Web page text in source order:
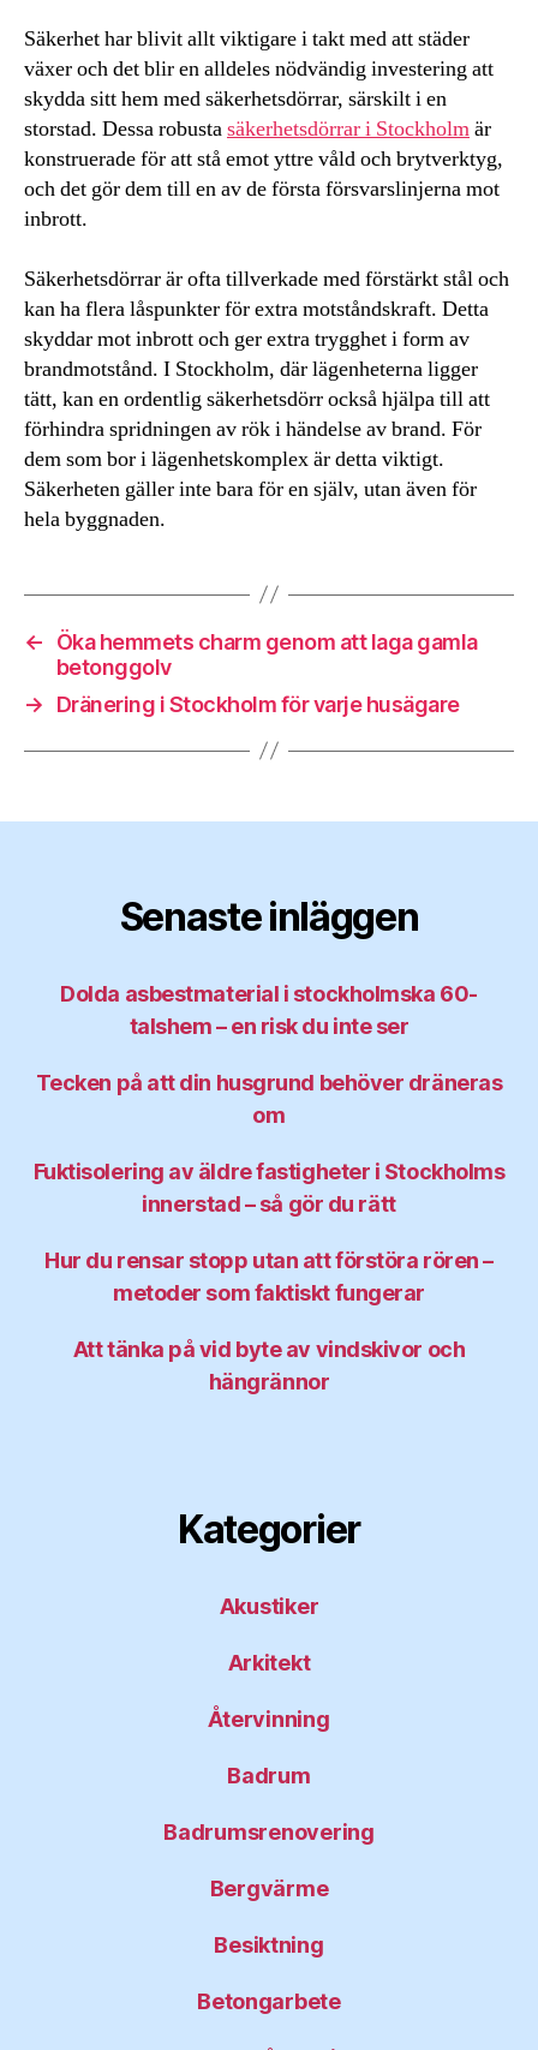
Säkerhet har blivit allt viktigare i takt med att städer
växer och det blir en alldeles nödvändig investering att
skydda sitt hem med säkerhetsdörrar, särskilt i en
storstad. Dessa robustasäkerhetsdörrar i Stockholmär
konstruerade för att stå emot yttre våld och brytverktyg,
och det gör dem till en av de första försvarslinjerna mot
inbrott.
Säkerhetsdörrar är ofta tillverkade med förstärkt stål och
kan ha flera låspunkter för extra motståndskraft. Detta
skyddar mot inbrott och ger extra trygghet i form av
brandmotstånd. I Stockholm, där lägenheterna ligger
tätt, kan en ordentlig säkerhetsdörr också hjälpa till att
förhindra spridningen av rök i händelse av brand. För
dem som bor i lägenhetskomplex är detta viktigt.
Säkerheten gäller inte bara för en själv, utan även för
hela byggnaden.
←
Öka hemmets charm genom att laga gamla
betonggolv
→
Dränering i Stockholm för varje husägare
Senaste inläggen
Dolda asbestmaterial i stockholmska 60-
talshem – en risk du inte ser
Tecken på att din husgrund behöver dräneras
om
Fuktisolering av äldre fastigheter i Stockholms
innerstad – så gör du rätt
Hur du rensar stopp utan att förstöra rören –
metoder som faktiskt fungerar
Att tänka på vid byte av vindskivor och
hängrännor
Kategorier
Akustiker
Arkitekt
Återvinning
Badrum
Badrumsrenovering
Bergvärme
Besiktning
Betongarbete